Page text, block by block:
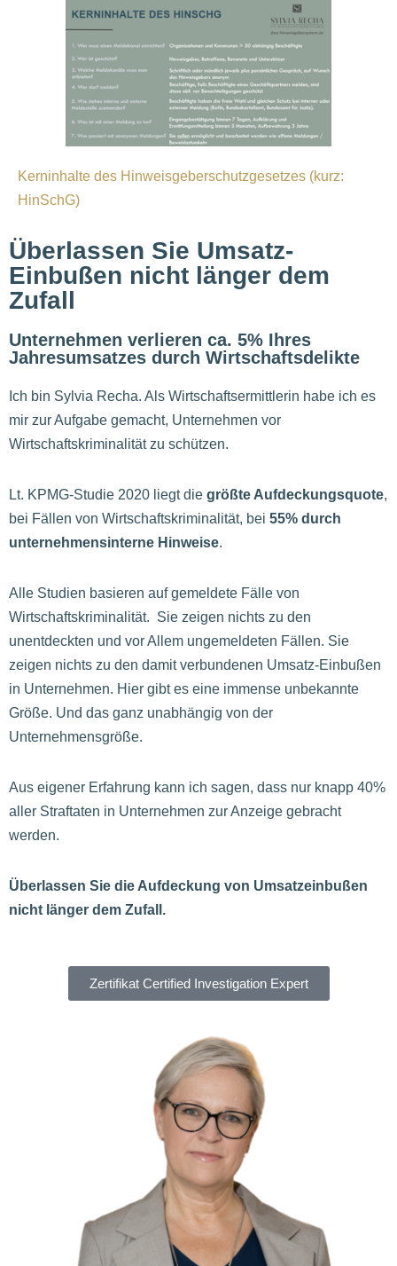
Kerninhalte des Hinweisgeberschutzgesetzes (kurz:
HinSchG)
Überlassen Sie Umsatz-
Einbußen nicht länger dem
Zufall
Unternehmen verlieren ca. 5% Ihres
Jahresumsatzes durch Wirtschaftsdelikte
Ich bin Sylvia Recha. Als Wirtschaftsermittlerin habe ich es
mir zur Aufgabe gemacht, Unternehmen vor
Wirtschaftskriminalität zu schützen.
Lt. KPMG-Studie 2020 liegt die größte Aufdeckungsquote,
bei Fällen von Wirtschaftskriminalität, bei 55% durch
unternehmensinterne Hinweise.
Alle Studien basieren auf gemeldete Fälle von
Wirtschaftskriminalität. Sie zeigen nichts zu den
unentdeckten und vor Allem ungemeldeten Fällen. Sie
zeigen nichts zu den damit verbundenen Umsatz-Einbußen
in Unternehmen. Hier gibt es eine immense unbekannte
Größe. Und das ganz unabhängig von der
Unternehmensgröße.
Aus eigener Erfahrung kann ich sagen, dass nur knapp 40%
aller Straftaten in Unternehmen zur Anzeige gebracht
werden.
Überlassen Sie die Aufdeckung von Umsatzeinbußen
nicht länger dem Zufall.
Zertifikat Certified Investigation Expert